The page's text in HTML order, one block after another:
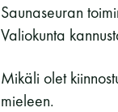
Saunaseuran
Valiokunta
Mikäli olet
mieleen.